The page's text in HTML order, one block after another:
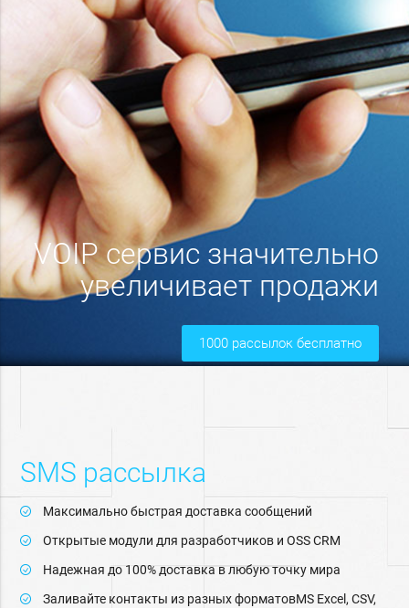
VOIP сервис значительно
увеличивает продажи
1000 рассылок бесплатно
SMS рассылка
Максимально быстрая доставка сообщений
Открытые модули для разработчиков и OSS CRM
Надежная до 100% доставка в любую точку мира
Заливайте контакты из разных форматовMS Excel, CSV,